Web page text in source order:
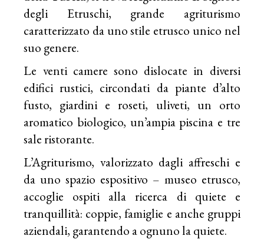
degli Etruschi, grande agriturismo
caratterizzato da uno stile etrusco unico nel
suo genere.
Le venti camere sono dislocate in diversi
edifici rustici, circondati da piante d’alto
fusto, giardini e roseti, uliveti, un orto
aromatico biologico, un’ampia piscina e tre
sale ristorante.
L’Agriturismo, valorizzato dagli affreschi e
da uno spazio espositivo – museo etrusco,
accoglie ospiti alla ricerca di quiete e
tranquillità: coppie, famiglie e anche gruppi
aziendali, garantendo a ognuno la quiete.